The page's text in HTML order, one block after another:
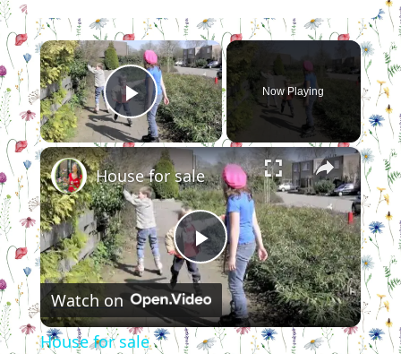
×
Play Video
Now Playing
×
Play
Video
House for sale
Watch on
House for sale